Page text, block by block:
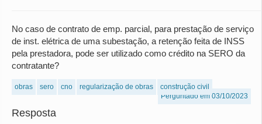
No caso de contrato de emp. parcial, para prestação de serviço
de inst. elétrica de uma subestação, a retenção feita de INSS
pela prestadora, pode ser utilizado como crédito na SERO da
contratante?
obras sero cno regularização de obras
construção civil
Perguntado em 03/10/2023
Resposta